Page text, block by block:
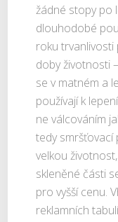
žádné stopy po
dlouhodobé
roku trvanlivosti
doby životnosti
se v matném a
používají k
ne válcováním
tedy smršťovací
velkou
skleněné části
pro vyšší cenu.
reklamních